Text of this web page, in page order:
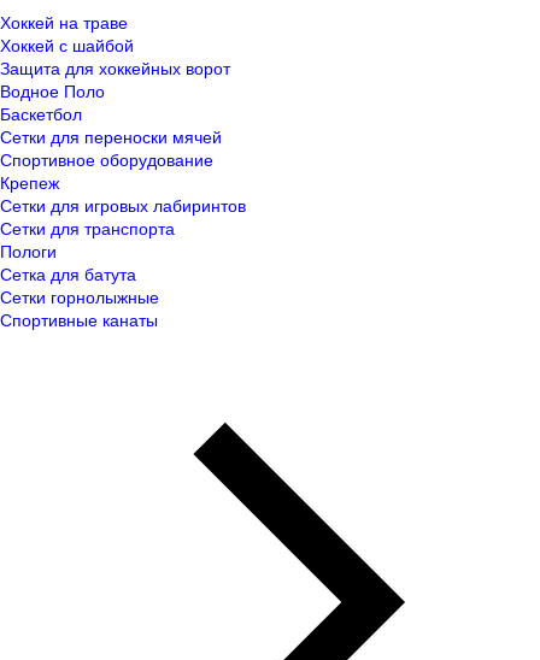
Хоккей на траве
Хоккей с шайбой
Защита для хоккейных ворот
Водное Поло
Баскетбол
Сетки для переноски мячей
Спортивное оборудование
Крепеж
Сетки для игровых лабиринтов
Сетки для транспорта
Пологи
Сетка для батута
Сетки горнолыжные
Спортивные канаты